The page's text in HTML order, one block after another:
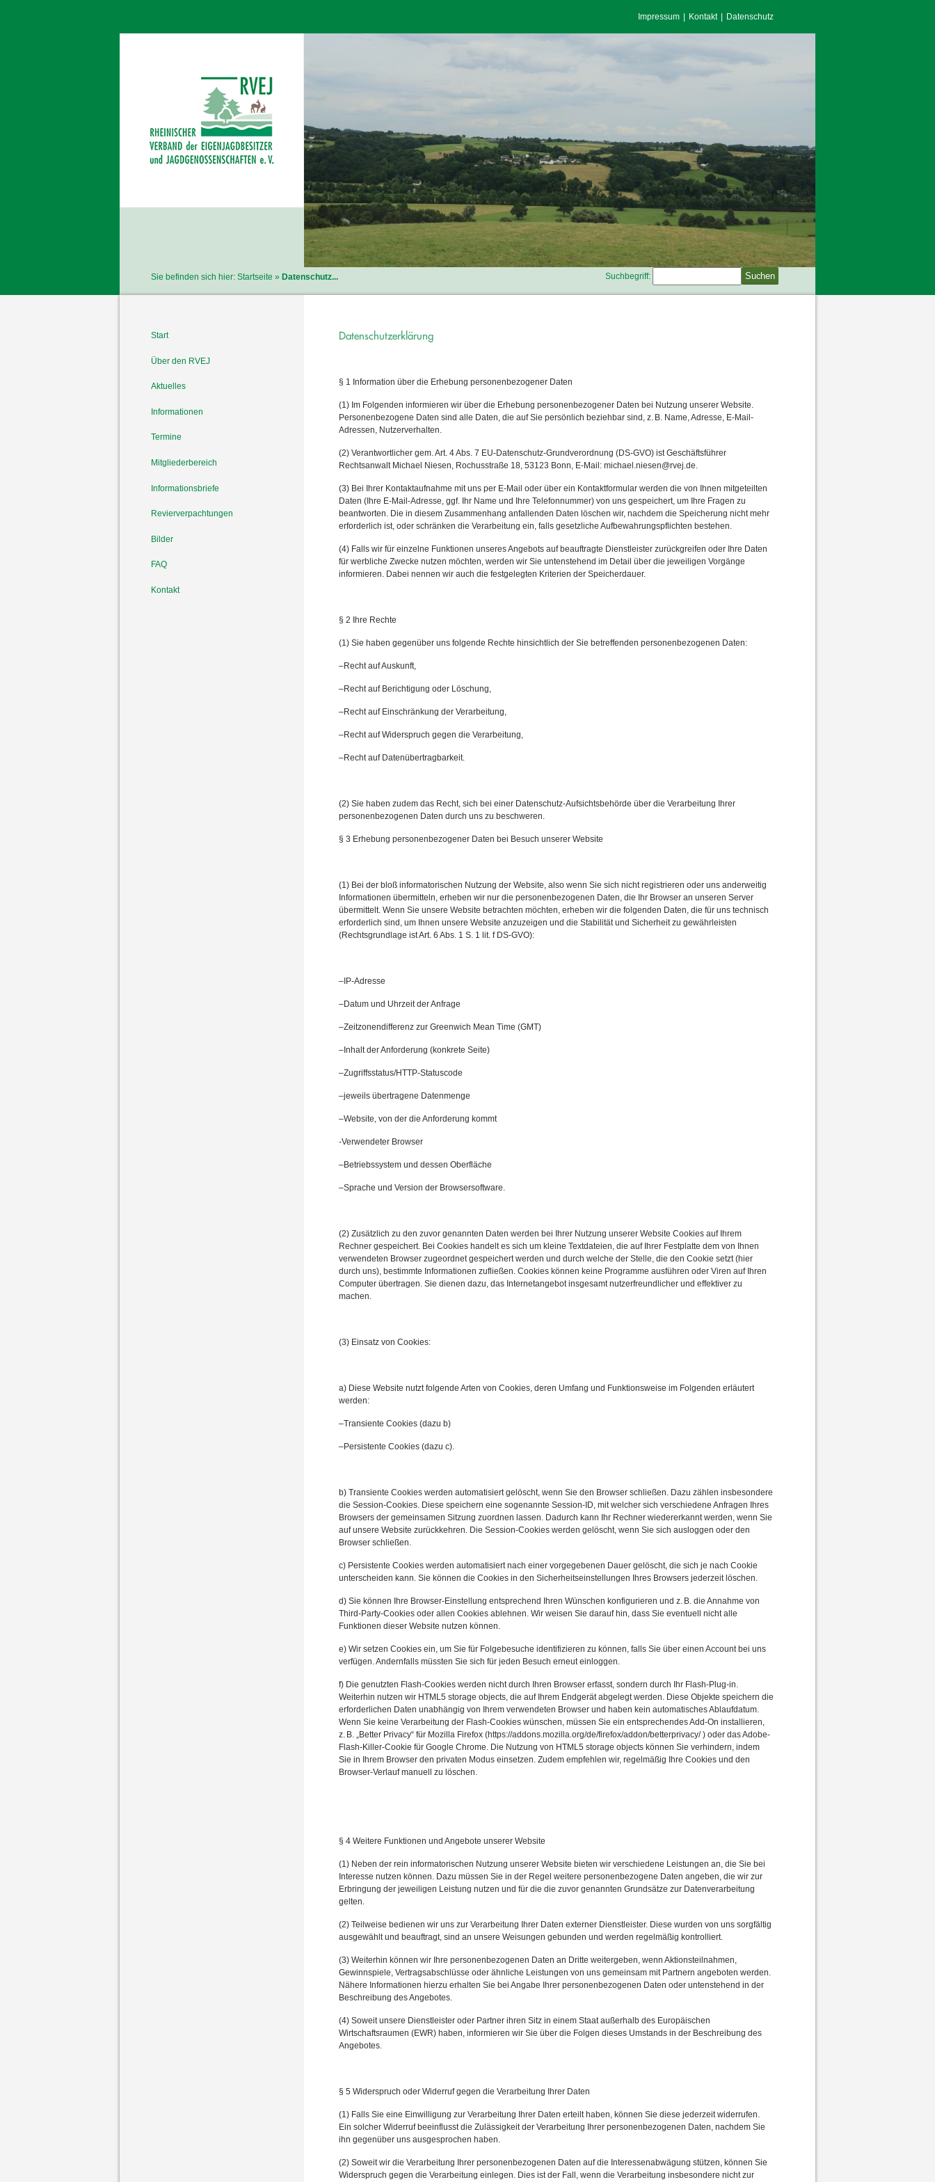
Impressum Kontakt Datenschutz
Sie befinden sich hier: Startseite Datenschutz... Suchbegriff:
Start
Über den RVEJ
Aktuelles
Informationen
Termine
Mitgliederbereich
Informationsbriefe
Revierverpachtungen
Bilder
FAQ
Kontakt
Datenschutzerklärung
§ 1 Information über die Erhebung personenbezogener Daten
(1) Im Folgenden informieren wir über die Erhebung personenbezogener Daten bei Nutzung unserer Website.
Personenbezogene Daten sind alle Daten, die auf Sie persönlich beziehbar sind, z. B. Name, Adresse, E-Mail-
Adressen, Nutzerverhalten.
(2) Verantwortlicher gem. Art. 4 Abs. 7 EU-Datenschutz-Grundverordnung (DS-GVO) ist Geschäftsführer
Rechtsanwalt Michael Niesen, Rochusstraße 18, 53123 Bonn, E-Mail: michael.niesen@rvej.de.
(3) Bei Ihrer Kontaktaufnahme mit uns per E-Mail oder über ein Kontaktformular werden die von Ihnen mitgeteilten
Daten (Ihre E-Mail-Adresse, ggf. Ihr Name und Ihre Telefonnummer) von uns gespeichert, um Ihre Fragen zu
beantworten. Die in diesem Zusammenhang anfallenden Daten löschen wir, nachdem die Speicherung nicht mehr
erforderlich ist, oder schränken die Verarbeitung ein, falls gesetzliche Aufbewahrungspflichten bestehen.
(4) Falls wir für einzelne Funktionen unseres Angebots auf beauftragte Dienstleister zurückgreifen oder Ihre Daten
für werbliche Zwecke nutzen möchten, werden wir Sie untenstehend im Detail über die jeweiligen Vorgänge
informieren. Dabei nennen wir auch die festgelegten Kriterien der Speicherdauer.
§ 2 Ihre Rechte
(1) Sie haben gegenüber uns folgende Rechte hinsichtlich der Sie betreffenden personenbezogenen Daten:
–Recht auf Auskunft,
–Recht auf Berichtigung oder Löschung,
–Recht auf Einschränkung der Verarbeitung,
–Recht auf Widerspruch gegen die Verarbeitung,
–Recht auf Datenübertragbarkeit.
(2) Sie haben zudem das Recht, sich bei einer Datenschutz-Aufsichtsbehörde über die Verarbeitung Ihrer
personenbezogenen Daten durch uns zu beschweren.
§ 3 Erhebung personenbezogener Daten bei Besuch unserer Website
(1) Bei der bloß informatorischen Nutzung der Website, also wenn Sie sich nicht registrieren oder uns anderweitig
Informationen übermitteln, erheben wir nur die personenbezogenen Daten, die Ihr Browser an unseren Server
übermittelt. Wenn Sie unsere Website betrachten möchten, erheben wir die folgenden Daten, die für uns technisch
erforderlich sind, um Ihnen unsere Website anzuzeigen und die Stabilität und Sicherheit zu gewährleisten
(Rechtsgrundlage ist Art. 6 Abs. 1 S. 1 lit. f DS-GVO):
–IP-Adresse
–Datum und Uhrzeit der Anfrage
–Zeitzonendifferenz zur Greenwich Mean Time (GMT)
–Inhalt der Anforderung (konkrete Seite)
–Zugriffsstatus/HTTP-Statuscode
–jeweils übertragene Datenmenge
–Website, von der die Anforderung kommt
-Verwendeter Browser
–Betriebssystem und dessen Oberfläche
–Sprache und Version der Browsersoftware.
(2) Zusätzlich zu den zuvor genannten Daten werden bei Ihrer Nutzung unserer Website Cookies auf Ihrem
Rechner gespeichert. Bei Cookies handelt es sich um kleine Textdateien, die auf Ihrer Festplatte dem von Ihnen
verwendeten Browser zugeordnet gespeichert werden und durch welche der Stelle, die den Cookie setzt (hier
durch uns), bestimmte Informationen zufließen. Cookies können keine Programme ausführen oder Viren auf Ihren
Computer übertragen. Sie dienen dazu, das Internetangebot insgesamt nutzerfreundlicher und effektiver zu
machen.
(3) Einsatz von Cookies:
a) Diese Website nutzt folgende Arten von Cookies, deren Umfang und Funktionsweise im Folgenden erläutert
werden:
–Transiente Cookies (dazu b)
–Persistente Cookies (dazu c).
b) Transiente Cookies werden automatisiert gelöscht, wenn Sie den Browser schließen. Dazu zählen insbesondere
die Session-Cookies. Diese speichern eine sogenannte Session-ID, mit welcher sich verschiedene Anfragen Ihres
Browsers der gemeinsamen Sitzung zuordnen lassen. Dadurch kann Ihr Rechner wiedererkannt werden, wenn Sie
auf unsere Website zurückkehren. Die Session-Cookies werden gelöscht, wenn Sie sich ausloggen oder den
Browser schließen.
c) Persistente Cookies werden automatisiert nach einer vorgegebenen Dauer gelöscht, die sich je nach Cookie
unterscheiden kann. Sie können die Cookies in den Sicherheitseinstellungen Ihres Browsers jederzeit löschen.
d) Sie können Ihre Browser-Einstellung entsprechend Ihren Wünschen konfigurieren und z. B. die Annahme von
Third-Party-Cookies oder allen Cookies ablehnen. Wir weisen Sie darauf hin, dass Sie eventuell nicht alle
Funktionen dieser Website nutzen können.
e) Wir setzen Cookies ein, um Sie für Folgebesuche identifizieren zu können, falls Sie über einen Account bei uns
verfügen. Andernfalls müssten Sie sich für jeden Besuch erneut einloggen.
f) Die genutzten Flash-Cookies werden nicht durch Ihren Browser erfasst, sondern durch Ihr Flash-Plug-in.
Weiterhin nutzen wir HTML5 storage objects, die auf Ihrem Endgerät abgelegt werden. Diese Objekte speichern die
erforderlichen Daten unabhängig von Ihrem verwendeten Browser und haben kein automatisches Ablaufdatum.
Wenn Sie keine Verarbeitung der Flash-Cookies wünschen, müssen Sie ein entsprechendes Add-On installieren,
z. B. „Better Privacy“ für Mozilla Firefox (https://addons.mozilla.org/de/firefox/addon/betterprivacy/ ) oder das Adobe-
Flash-Killer-Cookie für Google Chrome. Die Nutzung von HTML5 storage objects können Sie verhindern, indem
Sie in Ihrem Browser den privaten Modus einsetzen. Zudem empfehlen wir, regelmäßig Ihre Cookies und den
Browser-Verlauf manuell zu löschen.
§ 4 Weitere Funktionen und Angebote unserer Website
(1) Neben der rein informatorischen Nutzung unserer Website bieten wir verschiedene Leistungen an, die Sie bei
Interesse nutzen können. Dazu müssen Sie in der Regel weitere personenbezogene Daten angeben, die wir zur
Erbringung der jeweiligen Leistung nutzen und für die die zuvor genannten Grundsätze zur Datenverarbeitung
gelten.
(2) Teilweise bedienen wir uns zur Verarbeitung Ihrer Daten externer Dienstleister. Diese wurden von uns sorgfältig
ausgewählt und beauftragt, sind an unsere Weisungen gebunden und werden regelmäßig kontrolliert.
(3) Weiterhin können wir Ihre personenbezogenen Daten an Dritte weitergeben, wenn Aktionsteilnahmen,
Gewinnspiele, Vertragsabschlüsse oder ähnliche Leistungen von uns gemeinsam mit Partnern angeboten werden.
Nähere Informationen hierzu erhalten Sie bei Angabe Ihrer personenbezogenen Daten oder untenstehend in der
Beschreibung des Angebotes.
(4) Soweit unsere Dienstleister oder Partner ihren Sitz in einem Staat außerhalb des Europäischen
Wirtschaftsraumen (EWR) haben, informieren wir Sie über die Folgen dieses Umstands in der Beschreibung des
Angebotes.
§ 5 Widerspruch oder Widerruf gegen die Verarbeitung Ihrer Daten
(1) Falls Sie eine Einwilligung zur Verarbeitung Ihrer Daten erteilt haben, können Sie diese jederzeit widerrufen.
Ein solcher Widerruf beeinflusst die Zulässigkeit der Verarbeitung Ihrer personenbezogenen Daten, nachdem Sie
ihn gegenüber uns ausgesprochen haben.
(2) Soweit wir die Verarbeitung Ihrer personenbezogenen Daten auf die Interessenabwägung stützen, können Sie
Widerspruch gegen die Verarbeitung einlegen. Dies ist der Fall, wenn die Verarbeitung insbesondere nicht zur